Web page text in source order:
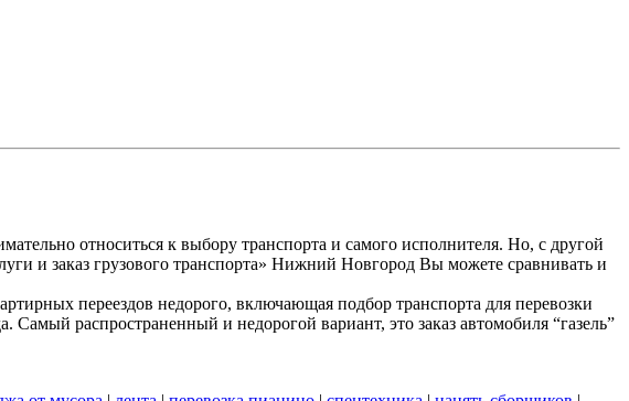
относиться к выбору транспорта и самого исполнителя. Но, с другой
и заказ грузового транспорта» Нижний Новгород Вы можете сравнивать и
переездов недорого, включающая подбор транспорта для перевозки
распространенный и недорогой вариант, это заказ автомобиля “газель”